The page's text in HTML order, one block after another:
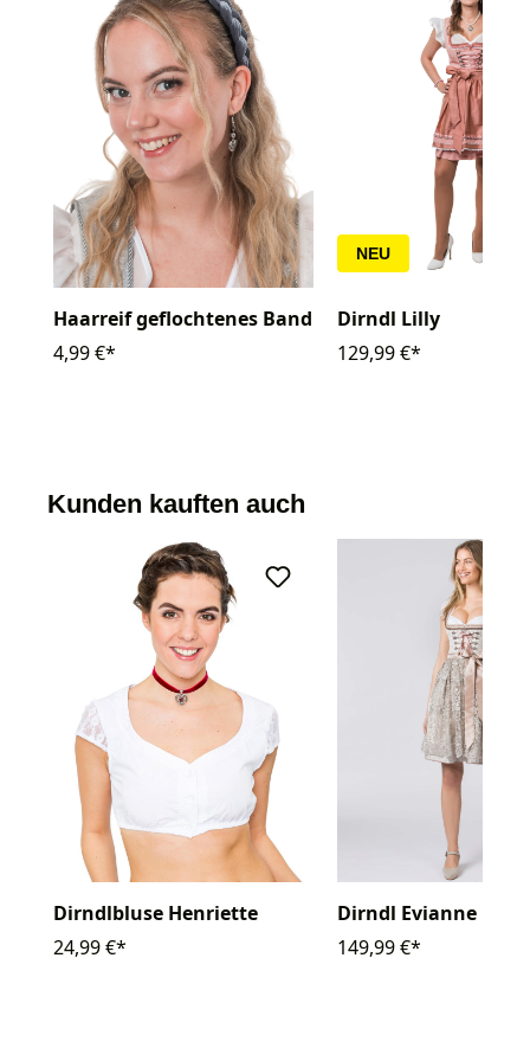
Haarreif geflochtenes Band
4,99 €*
NEU
Dirndl Lilly
129,99 €*
Kunden kauften auch
Dirndlbluse Henriette
24,99 €*
Dirndl Evianne
149,99 €*